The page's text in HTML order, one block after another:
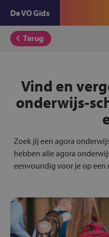
De VO Gids
Terug
Vind en
onderwijs-
Zoek jij een agora
hebben alle agora
eenvoundig voor je op een